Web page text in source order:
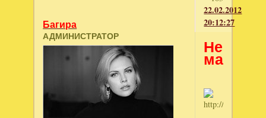
22.02.2012
20:12:27
Багира
АДМИНИСТРАТОР